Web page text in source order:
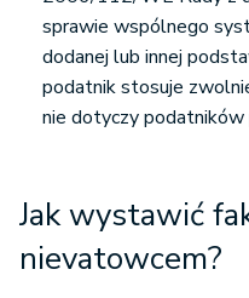
sprawie wspólnego
dodanej lub innej
podatnik stosuje
nie dotyczy
Jak wystawić
nievatowcem?